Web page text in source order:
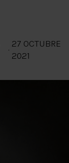
·
27 OCTUBRE
2021